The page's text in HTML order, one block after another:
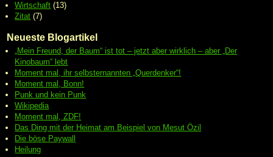
Wirtschaft (13)
Zitat (7)
Neueste Blogartikel
„Mein Freund, der Baum“ ist tot – jetzt aber wirklich – aber „Der
Kinobaum“ lebt
Moment mal, ihr selbsternannten „Querdenker“!
Moment mal, Bonn!
Punk und kein Punk
Wikipedia
Moment mal, ZDF!
Das Ding mit der Heimat am Beispiel von Mesut Özil
Die böse Paywall
Heilung